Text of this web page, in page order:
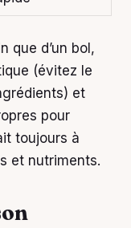
que d’un bol,
(évitez le
et
pour
toujours à
et nutriments.